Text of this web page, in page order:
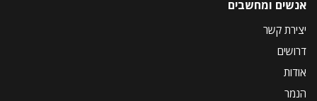
אנשים ומחשבים
יצירת קשר
דרושים
אודות
הנמר